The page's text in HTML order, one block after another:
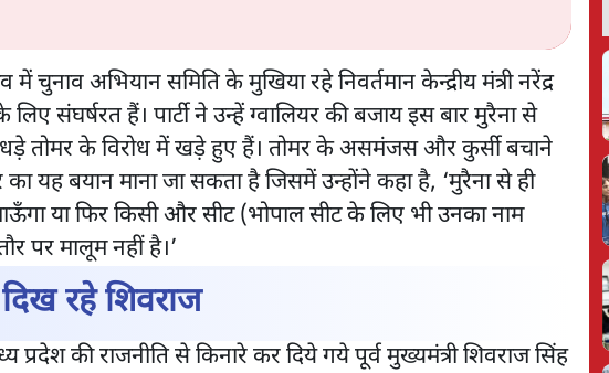
चुनाव अभियान समिति के मुखिया रहे निवर्तमान केन्द्रीय मंत्री नरेंद्र
संघर्षरत हैं। पार्टी ने उन्हें ग्वालियर की बजाय इस बार मुरैना से
धड़े तोमर के विरोध में खड़े हुए हैं। तोमर के असमंजस और कुर्सी बचाने
यह बयान माना जा सकता है जिसमें उन्होंने कहा है, ‘मुरैना से ही
या फिर किसी और सीट (भोपाल सीट के लिए भी उनका नाम
पर मालूम नहीं है।’
रहे शिवराज
प्रदेश की राजनीति से किनारे कर दिये गये पूर्व मुख्यमंत्री शिवराज सिंह